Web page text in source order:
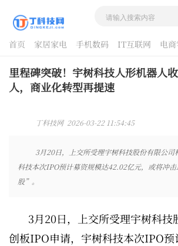
首页 家居家电 手机数码 IT互联网 电
酷品评测
里程碑突破！宇树科技人形机器人
人，商业化转型再提速
丁科技网 2026-03-22 11:54:45
3月20日，上交所受理宇树科技股份有限公
科技本次IPO预计募资规模达42.02亿元，或将冲
股”。
3月20日，上交所受理宇树科技
创板IPO申请，宇树科技本次IPO预